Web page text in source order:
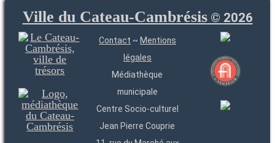
Ville du Cateau-Cambrésis© 2026
Contact ~ Mentions
légales
Médiathèque
municipale
Centre Socio-culturel
Jean Pierre Couprie